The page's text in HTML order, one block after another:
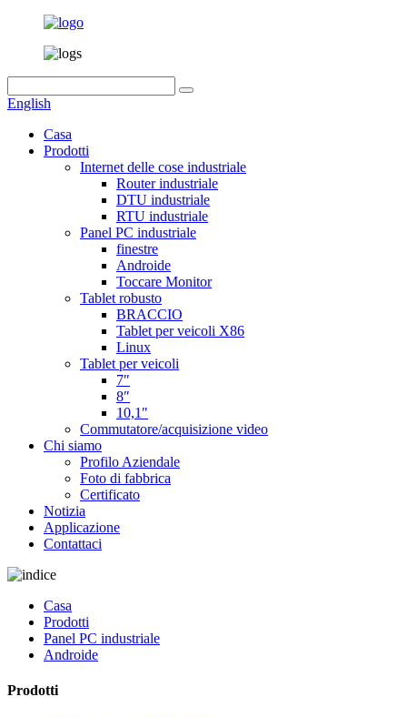
English
Casa
Prodotti
Internet delle cose industriale
Router industriale
DTU industriale
RTU industriale
Panel PC industriale
finestre
Androide
Toccare Monitor
Tablet robusto
BRACCIO
Tablet per veicoli X86
Linux
Tablet per veicoli
7″
8″
10,1″
Commutatore/acquisizione video
Chi siamo
Profilo Aziendale
Foto di fabbrica
Certificato
Notizia
Applicazione
Contattaci
Casa
Prodotti
Panel PC industriale
Androide
Prodotti